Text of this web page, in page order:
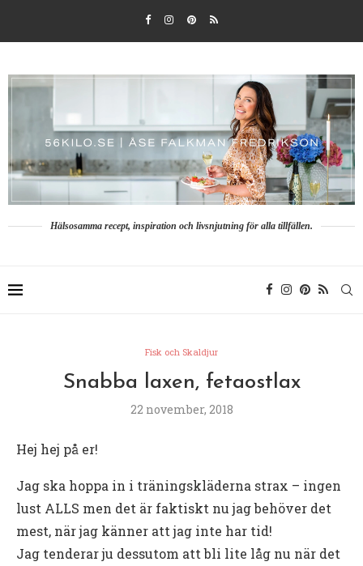
Hälsosamma recept, inspiration och livsnjutning för alla tillfällen.
Fisk och Skaldjur
Snabba laxen, fetaostlax
22 november, 2018
Hej hej på er!
Jag ska hoppa in i träningskläderna strax – ingen
lust ALLS men det är faktiskt nu jag behöver det
mest, när jag känner att jag inte har tid!
Jag tenderar ju dessutom att bli lite låg nu när det